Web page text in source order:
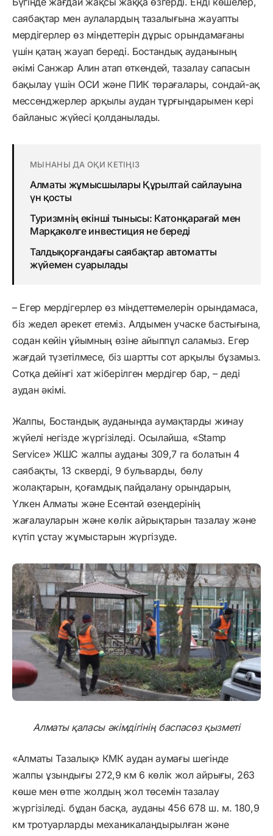
саябақтар мен аулалардың тазалығына жауапты
мердігерлер өз міндеттерін дұрыс орындамағаны
үшін қатаң жауап береді. Бостандық ауданының
әкімі Санжар Алин атап өткендей, тазалау сапасын
бақылау үшін ОСИ және ПИК төрағалары, сондай-ақ
мессенджерлер арқылы аудан тұрғындарымен кері
байланыс жүйесі қолданылады.
МЫНАНЫ ДА ОҚИ КЕТІҢІЗ
Алматы жұмысшылары Құрылтай сайлауына
үн қосты
Туризмнің екінші тынысы: Катонқарағай мен
Марқакөлге инвестиция не береді
Талдықорғандағы саябақтар автоматты
жүйемен суарылады
– Егер мердігерлер өз міндеттемелерін орындамаса,
біз жедел әрекет етеміз. Алдымен учаске бастығына,
содан кейін ұйымның өзіне айыппұл саламыз. Егер
жағдай түзетілмесе, біз шартты сот арқылы бұзамыз.
Сотқа дейінгі хат жіберілген мердігер бар, – деді
аудан әкімі.
Жалпы, Бостандық ауданында аумақтарды жинау
жүйелі негізде жүргізіледі. Осылайша, «Stamp
Service» ЖШС жалпы ауданы 309,7 га болатын 4
саябақты, 13 скверді, 9 бульварды, бөлу
жолақтарын, қоғамдық пайдалану орындарын,
Үлкен Алматы және Есентай өзендерінің
жағалауларын және көлік айрықтарын тазалау және
күтіп ұстау жұмыстарын жүргізуде.
Алматы қаласы әкімдігінің баспасөз қызметі
«Алматы Тазалық» КМК аудан аумағы шегінде
жалпы ұзындығы 272,9 км 6 көлік жол айрығы, 263
көше мен өтпе жолдың жол төсемін тазалау
жүргізіледі. бұдан басқа, ауданы 456 678 ш. м. 180,9
км тротуарларды механикаландырылған және